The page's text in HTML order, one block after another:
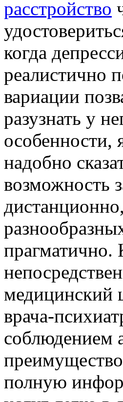
расстройство
когда
реалистично
вариации
разузнать у
особенности,
надобно
возможность
медицинский
врача-
соблюдением
полную